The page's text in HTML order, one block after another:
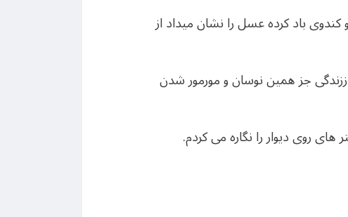
باد کرده عسل را نشان میداد از
جز همین نوسان و مورمور شدن
روی دیوار را نگاره می کردم.